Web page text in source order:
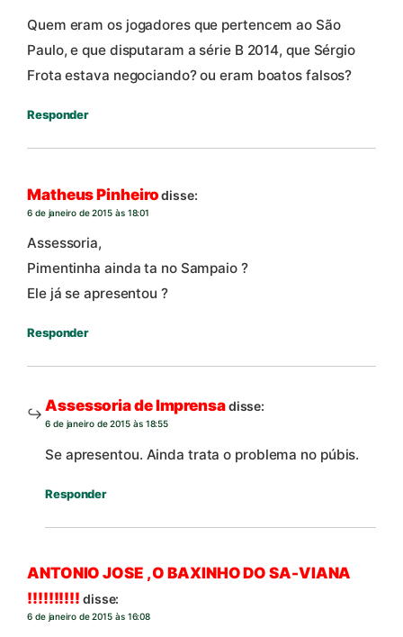
Quem eram os jogadores que pertencem ao São
Paulo, e que disputaram a série B 2014, que Sérgio
Frota estava negociando? ou eram boatos falsos?
Responder
Matheus Pinheirodisse:
6 de janeiro de 2015 às 18:01
Assessoria,
Pimentinha ainda ta no Sampaio ?
Ele já se apresentou ?
Responder
Assessoria de Imprensadisse:
6 de janeiro de 2015 às 18:55
Se apresentou. Ainda trata o problema no púbis.
Responder
ANTONIO JOSE , O BAXINHO DO SA-VIANA
!!!!!!!!!! disse:
6 de janeiro de 2015 às 16:08